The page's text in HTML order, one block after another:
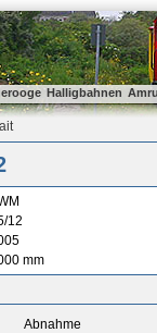
Halligbahnen
12
mm
Abnahme